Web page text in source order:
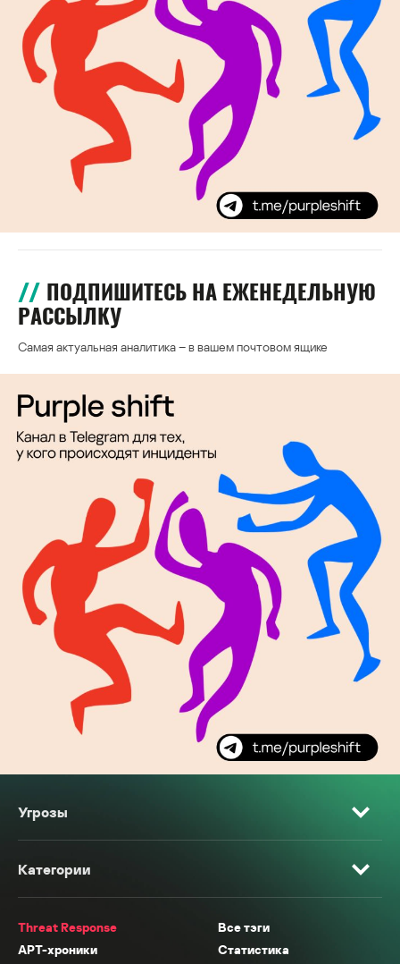
ПОДПИШИТЕСЬ НА ЕЖЕНЕДЕЛЬНУЮ
РАССЫЛКУ
Самая актуальная аналитика – в вашем почтовом ящике
Угрозы
Категории
Threat Response
Все тэги
APT-хроники
Статистика